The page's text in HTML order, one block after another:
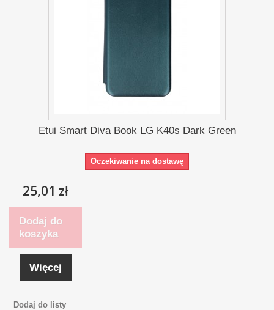
Etui Smart Diva Book LG K40s Dark Green
Oczekiwanie na dostawę
25,01 zł
Dodaj do
koszyka
Więcej
Dodaj do listy